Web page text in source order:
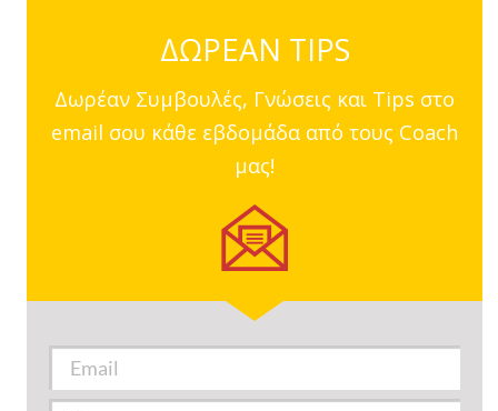
ΔΩΡΕΑΝ TIPS
Δωρέαν Συμβουλές, Γνώσεις και Tips στο
email σου κάθε εβδομάδα από τους Coach
μας!